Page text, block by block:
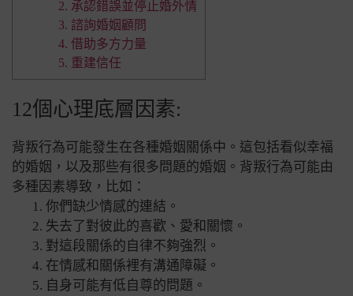
2. 承認錯誤並停止婚外情
3. 諮詢婚姻顧問
4. 借助多方力量
5. 重建信任
12個心理底層因素:
背叛行為可能發生在各種婚姻關係中。這包括看似幸福
的婚姻，以及那些有很多問題的婚姻。背叛行為可能由
多種因素導致，比如：
你們缺少情感的連結。
失去了對彼此的喜歡、愛和關懷。
對這段關係的自律不夠強烈。
在情感和關係裡有溝通障礙。
自身可能有低自尊的問題。